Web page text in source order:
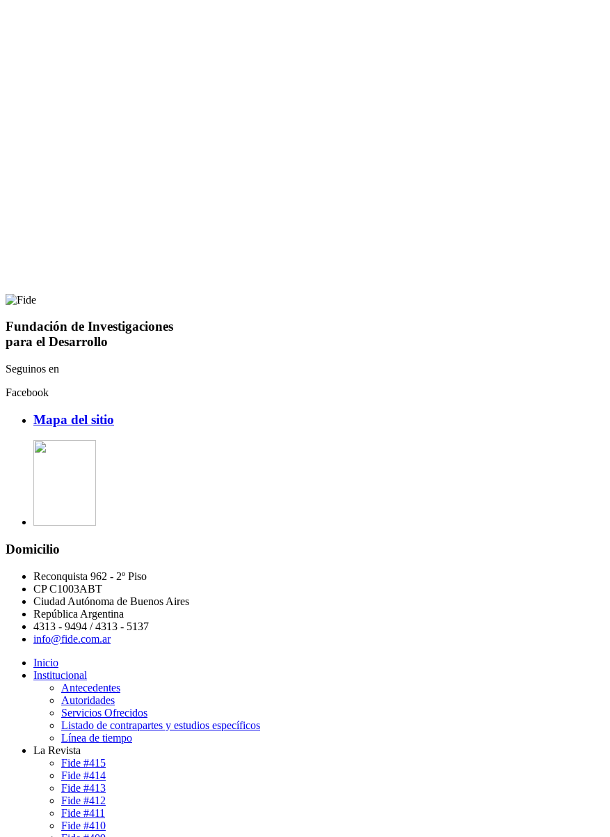
Fundación de Investigaciones
para el Desarrollo
Seguinos en
Facebook
Mapa del sitio
Domicilio
Reconquista 962 - 2º Piso
CP C1003ABT
Ciudad Autónoma de Buenos Aires
República Argentina
4313 - 9494 / 4313 - 5137
info@fide.com.ar
Inicio
Institucional
Antecedentes
Autoridades
Servicios Ofrecidos
Listado de contrapartes y estudios específicos
Línea de tiempo
La Revista
Fide #415
Fide #414
Fide #413
Fide #412
Fide #411
Fide #410